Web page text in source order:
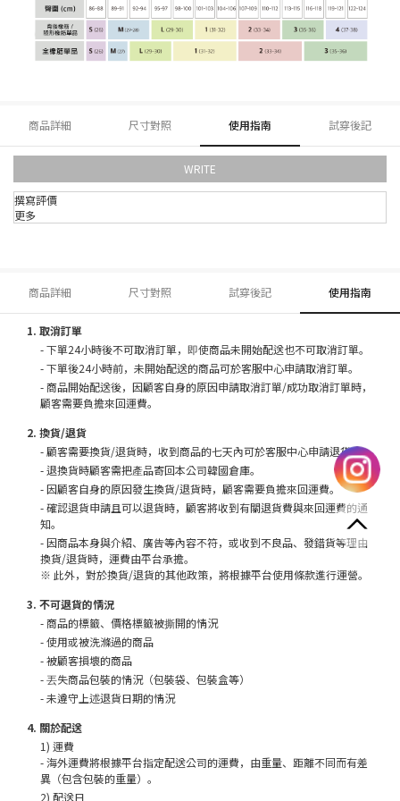
商品詳細 尺寸對照 使用指南 試穿後記
WRITE
撰寫評價
更多
商品詳細 尺寸對照 試穿後記 使用指南
1. 取消訂單
- 下單24小時後不可取消訂單，即使商品未開始配送也不可取消訂單。
- 下單後24小時前，未開始配送的商品可於客服中心申請取消訂單。
- 商品開始配送後，因顧客自身的原因申請取消訂單/成功取消訂單時，
顧客需要負擔來回運費。
2. 換貨/退貨
- 顧客需要換貨/退貨時，收到商品的七天內可於客服中心申請退貨。
- 退換貨時顧客需把產品寄回本公司韓國倉庫。
- 因顧客自身的原因發生換貨/退貨時，顧客需要負擔來回運費。
- 確認退貨申請且可以退貨時，顧客將收到有關退貨費與來回運費的通
知。
- 因商品本身與介紹、廣告等內容不符，或收到不良品、發錯貨等理由
換貨/退貨時，運費由平台承擔。
※ 此外，對於換貨/退貨的其他政策，將根據平台使用條款進行運營。
3. 不可退貨的情況
- 商品的標籤、價格標籤被撕開的情況
- 使用或被洗滌過的商品
- 被顧客損壞的商品
- 丟失商品包裝的情況（包裝袋、包裝盒等）
- 未遵守上述退貨日期的情況
4. 關於配送
1) 運費
- 海外運費將根據平台指定配送公司的運費，由重量、距離不同而有差
異（包含包裝的重量）。
2) 配送日